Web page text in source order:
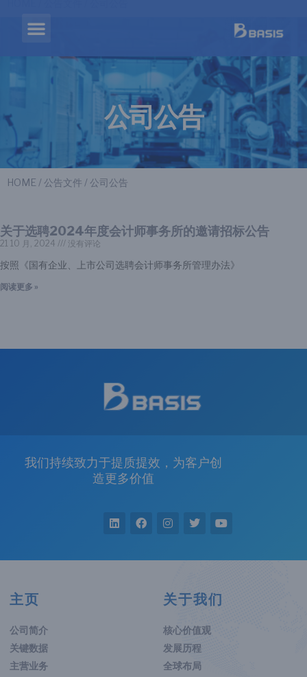
公司公告
HOME / 公告文件 / 公司公告
关于选聘2024年度会计师事务所的邀请招标公告
21 10 月, 2024 没有评论
按照《国有企业、上市公司选聘会计师事务所管理办法》
阅读更多 »
我们持续致力于提质提效，为客户创
造更多价值
主页
公司简介
关键数据
主营业务
关于我们
核心价值观
发展历程
全球布局